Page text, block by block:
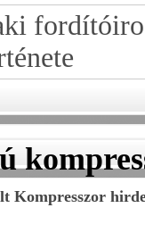
Kompresszor